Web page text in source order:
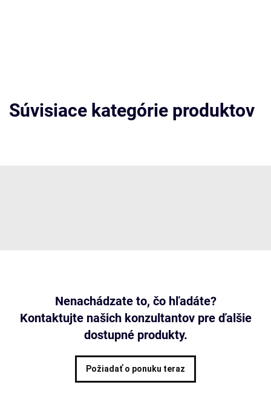
Súvisiace kategórie produktov
Nenachádzate to, čo hľadáte?
Kontaktujte našich konzultantov pre ďalšie
dostupné produkty.
Požiadať o ponuku teraz